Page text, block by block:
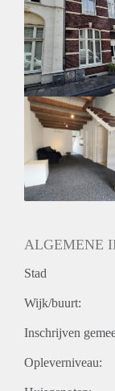
Huurprijs incl. G/
waarborgsom
ALGEMENE
Stad
Wijk/buurt:
Inschrijven
Opleverniveau: